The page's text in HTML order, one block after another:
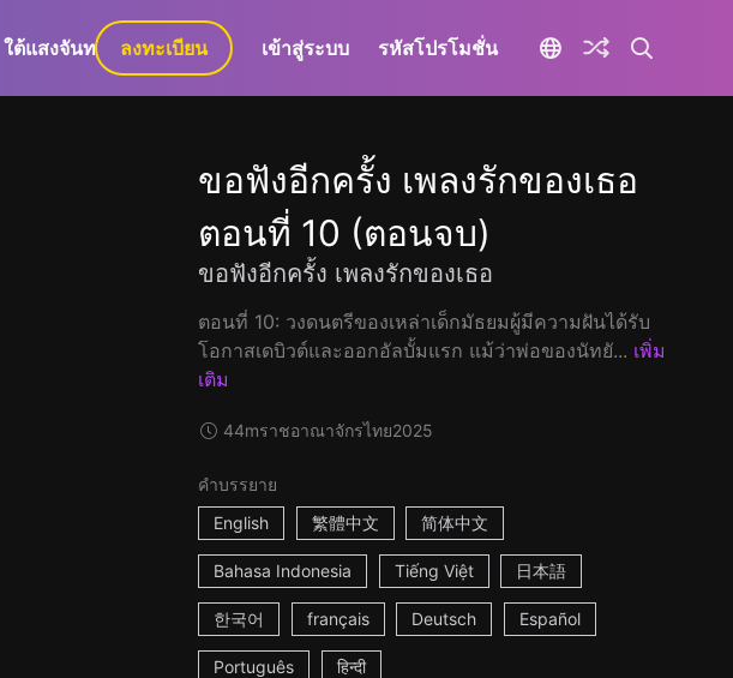
ใต้แสงจันทร์ GaLa+
ลงทะเบียน เข้าสู่ระบบ รหัสโปรโมชั่น
ขอฟังอีกครั้ง เพลงรักของเธอ
ตอนที่ 10 (ตอนจบ)
ขอฟังอีกครั้ง เพลงรักของเธอ
ตอนที่ 10: วงดนตรีของเหล่าเด็กมัธยมผู้มีความฝันได้รับ
โอกาสเดบิวต์และออกอัลบั้มแรก แม้ว่าพ่อของนัทยั... เพิ่ม
เติม
44mราชอาณาจักรไทย2025
คำบรรยาย
English
繁體中文 简体中文
Bahasa Indonesia Tiếng Việt 日本語
한국어 français Deutsch Español
Português हिन्दी